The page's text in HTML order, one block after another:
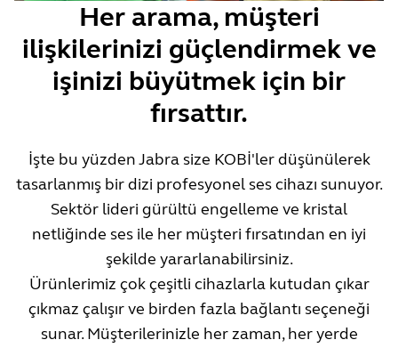
Her arama, müşteri
ilişkilerinizi güçlendirmek ve
işinizi büyütmek için bir
fırsattır.
İşte bu yüzden Jabra size KOBİ'ler düşünülerek
tasarlanmış bir dizi profesyonel ses cihazı sunuyor.
Sektör lideri gürültü engelleme ve kristal
netliğinde ses ile her müşteri fırsatından en iyi
şekilde yararlanabilirsiniz.
Ürünlerimiz çok çeşitli cihazlarla kutudan çıkar
çıkmaz çalışır ve birden fazla bağlantı seçeneği
sunar. Müşterilerinizle her zaman, her yerde